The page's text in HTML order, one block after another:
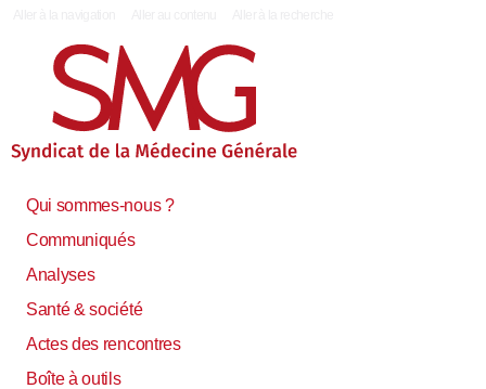
Qui sommes-nous ?
Communiqués
Analyses
Santé & société
Actes des rencontres
Boîte à outils